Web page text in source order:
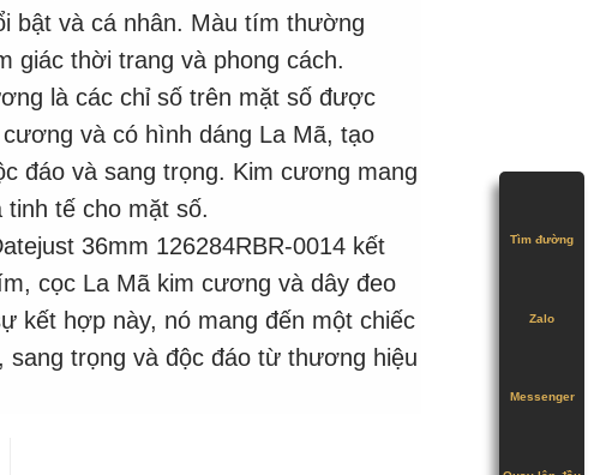
bật và cá nhân. Màu tím thường
giác thời trang và phong cách.
là các chỉ số trên mặt số được
và có hình dáng La Mã, tạo
đáo và sang trọng. Kim cương mang
tế cho mặt số.
36mm 126284RBR-0014 kết
cọc La Mã kim cương và dây đeo
kết hợp này, nó mang đến một chiếc
sang trọng và độc đáo từ thương hiệu
Tìm đường
Zalo
Messenger